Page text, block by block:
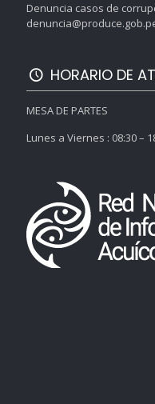
Denuncia casos de
HORARIO DE
MESA DE PARTES
Lunes a Viernes : 08:30 –